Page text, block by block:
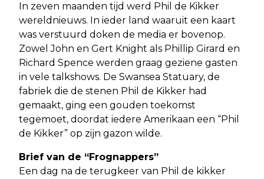
In zeven maanden tijd werd Phil de Kikker
wereldnieuws. In ieder land waaruit een kaart
was verstuurd doken de media er bovenop.
Zowel John en Gert Knight als Phillip Girard en
Richard Spence werden graag geziene gasten
in vele talkshows. De Swansea Statuary, de
fabriek die de stenen Phil de Kikker had
gemaakt, ging een gouden toekomst
tegemoet, doordat iedere Amerikaan een “Phil
de Kikker” op zijn gazon wilde.
Brief van de “Frognappers”
Een dag na de terugkeer van Phil de kikker